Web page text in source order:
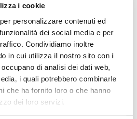
i cookie
personalizzare contenuti ed
dei social media e per
Condividiamo inoltre
in cui utilizza il nostro sito con i
di analisi dei dati web,
i quali potrebbero combinarle
che ha fornito loro o che hanno
dei loro servizi.
il percorso.